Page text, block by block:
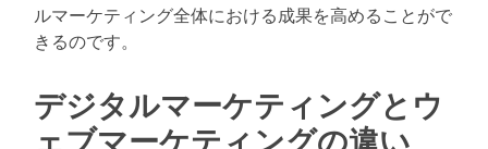
ルマーケティング全体における成果を高めることがで
きるのです。
デジタルマーケティングとウ
ェブマーケティングの違い